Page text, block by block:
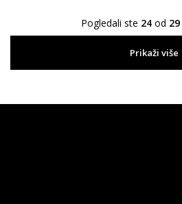
Pogledali ste 24 od 29
Prikaži više